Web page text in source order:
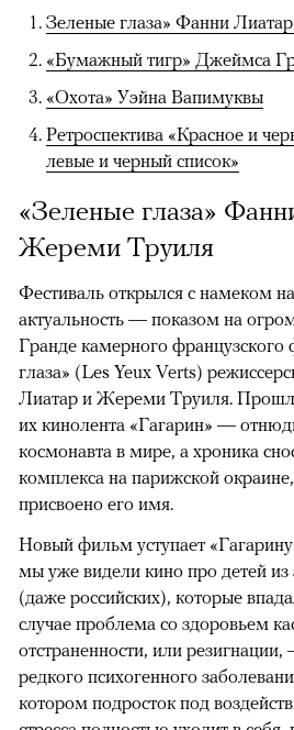
Зеленые глаза» Фанни
«Бумажный тигр» Джеймса
«Охота» Уэйна Вапимуквы
Ретроспектива «Красное и
левые и черный список»
«Зеленые глаза»
Жереми Труиля
Фестиваль открылся с намеком
актуальность — показом на
Гранде камерного
глаза» (Les Yeux Verts)
Лиатар и Жереми Труиля.
их кинолента «Гагарин» —
космонавта в мире, а хроника
комплекса на парижской
присвоено его имя.
Новый фильм уступает
мы уже видели кино про детей из
(даже российских), которые
случае проблема со здоровьем
отстраненности, или
редкого психогенного
котором подросток под